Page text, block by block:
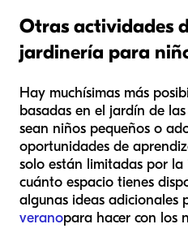
Otras actividades
jardinería para
Hay muchísimas más
basadas en el jardín de
sean niños pequeños o
oportunidades de
solo están limitadas por la
cuánto espacio tienes
algunas ideas adicionales
veranopara hacer con los